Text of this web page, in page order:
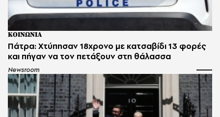
ΚΟΙΝΩΝΙΑ
Πάτρα: Χτύπησαν 18χρονο με κατσαβίδι 13 φορές
και πήγαν να τον πετάξουν στη θάλασσα
Newsroom